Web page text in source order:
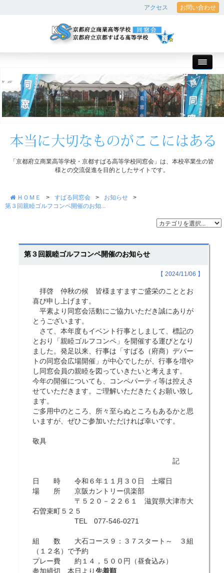
アクセス お問い合わせ
「京都府立商業高等学校・京都すばる高等学校同窓会」は、本校卒業生の皆
様との交流促進を目的としたサイトです。
ＨＯＭＥ > すばる同窓会 > お知らせ
>
第３回親睦ゴルフコンペ開催のお知...
第３回親睦ゴルフコンペ開催のお知らせ
【 2024/11/06 】
拝啓 仲秋の候 皆様ますますご盛栄のこととお
喜び申し上げます。
平素より同窓会活動にご協力いただき誠にありが
とうございます。
さて、本年度もイベント行事としまして、標記の
とおり「親睦ゴルフコンペ」を開催する運びとなり
ました。発足以来、行事は「すばる（府商）デパー
トの同窓会広場開催」が中心でしたが、行事を増や
し同窓会員の親睦を図っていきたいと考えます。
今年の開催についても、コンペパーティ等は控えさ
せていただきます。ご理解いただきたくお願い致し
ます。
ご多用中のところ、所々至らぬところもあるかと思
いますが、ぜひご参加いただければ幸いです。
敬具
記
日 時 令和６年１１月３０日 土曜日
場 所 京阪カントリー倶楽部
〒５２０－２２６１ 滋賀県大津市大
石曽束町５２５
TEL
077-546-0271
組 数 大石コース９：３７スタート～ ３組
（１２名）で予約
プレー費 約１４，５００円（昼食込み）
参加締切 本日より先着順